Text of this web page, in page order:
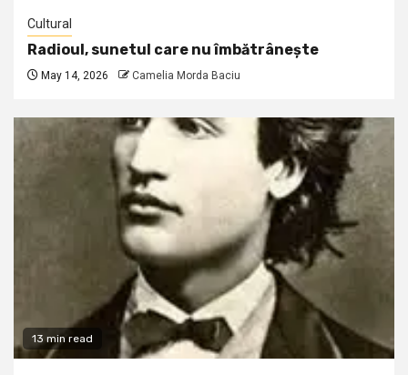
Cultural
Radioul, sunetul care nu îmbătrânește
May 14, 2026 Camelia Morda Baciu
13 min read